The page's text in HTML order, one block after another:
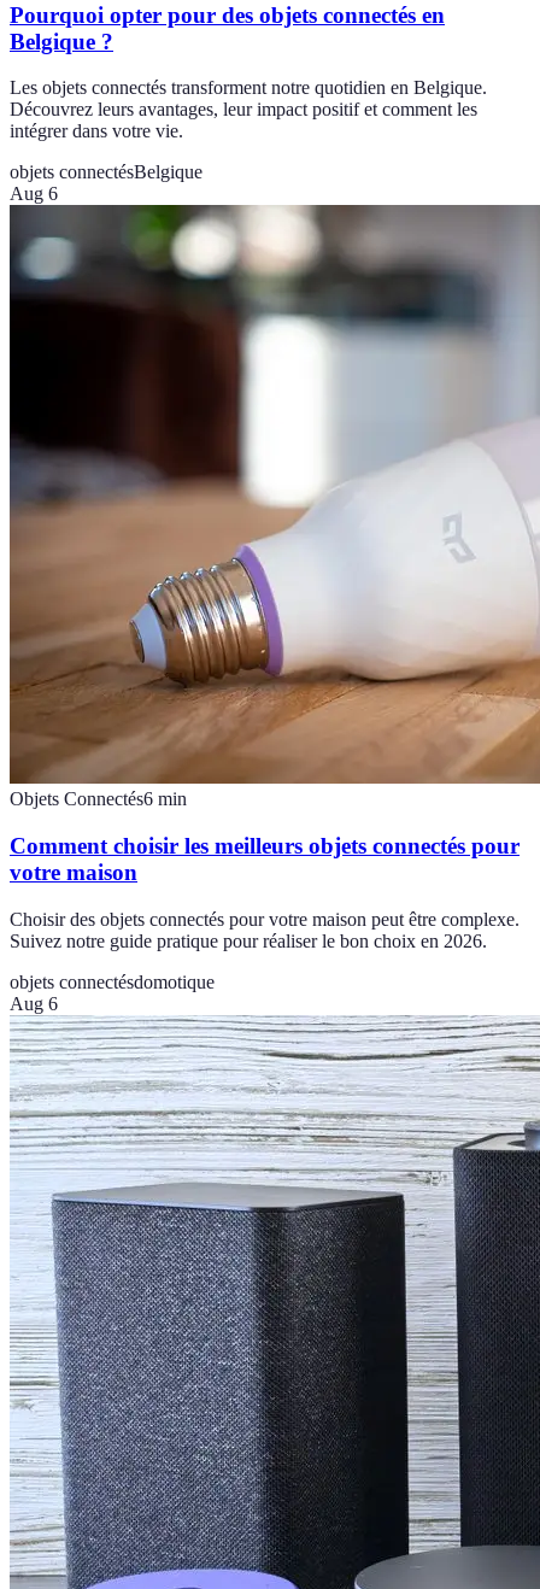
Pourquoi opter pour des objets connectés en
Belgique ?
Les objets connectés transforment notre quotidien en Belgique.
Découvrez leurs avantages, leur impact positif et comment les
intégrer dans votre vie.
objets connectésBelgique
Aug 6
Objets Connectés6 min
Comment choisir les meilleurs objets connectés pour
votre maison
Choisir des objets connectés pour votre maison peut être complexe.
Suivez notre guide pratique pour réaliser le bon choix en 2026.
objets connectésdomotique
Aug 6